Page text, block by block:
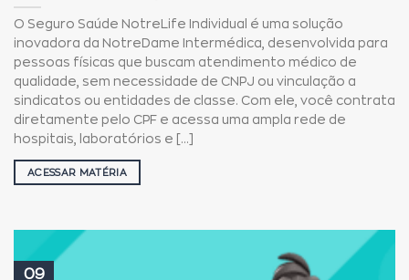
O Seguro Saúde NotreLife Individual é uma solução
inovadora da NotreDame Intermédica, desenvolvida para
pessoas físicas que buscam atendimento médico de
qualidade, sem necessidade de CNPJ ou vinculação a
sindicatos ou entidades de classe. Com ele, você contrata
diretamente pelo CPF e acessa uma ampla rede de
hospitais, laboratórios e [...]
ACESSAR MATÉRIA
09